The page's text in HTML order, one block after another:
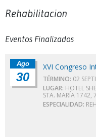
Rehabilitacion
Eventos Finalizados
Ago
30
XVI Congreso
TÉRMINO: 02
LUGAR: HOTEL
STA. MARÍA 1742,
ESPECIALIDAD: